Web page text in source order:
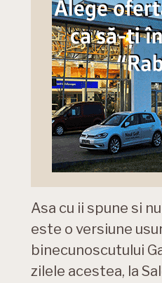
Asa cu ii spune si
este o versiune
binecunoscutului
zilele acestea, la